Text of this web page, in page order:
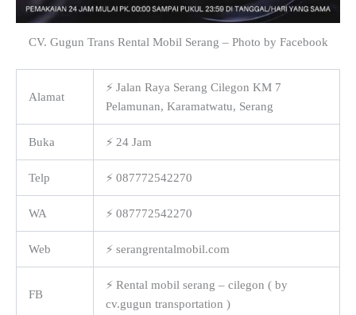
CV. Gugun Trans Rental Mobil Serang – Photo by Facebook
Alamat
⚡ Jalan Raya Serang Cilegon KM 7
Pelamunan, Karamatwatu, Serang
Buka ⚡ 24 Jam
Telp ⚡ 087772542270
WA ⚡ 087772542270
Web ⚡ serangrentalmobil.com
FB
⚡ Rental mobil serang – cilegon ( by
cv.gugun transportation )